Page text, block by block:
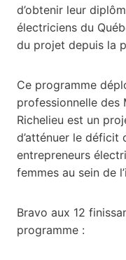
d’obtenir leur
électriciens du
du projet depuis la
Ce programme
professionnelle des
Richelieu est un
d’atténuer le déficit
entrepreneurs
femmes au sein de
Bravo aux 12
programme :